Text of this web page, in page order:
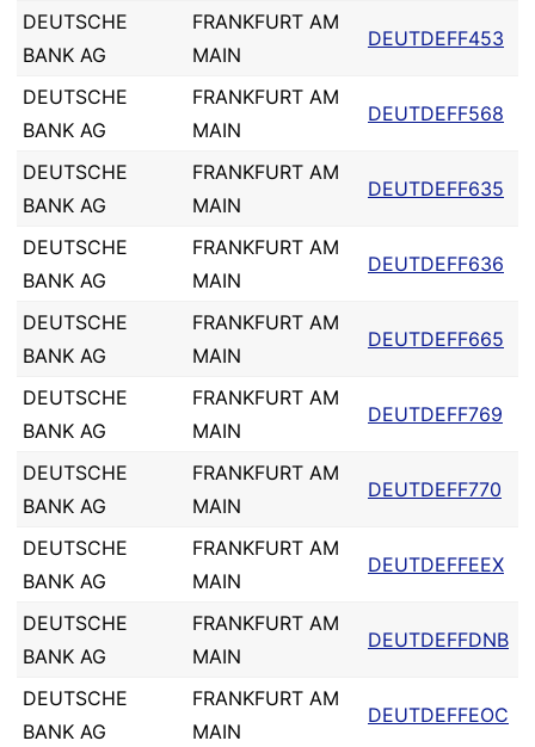
DEUTSCHE
BANK AG
FRANKFURT AM
MAIN
DEUTDEFF453
DEUTSCHE
BANK AG
FRANKFURT AM
MAIN
DEUTDEFF568
DEUTSCHE
BANK AG
FRANKFURT AM
MAIN
DEUTDEFF635
DEUTSCHE
BANK AG
FRANKFURT AM
MAIN
DEUTDEFF636
DEUTSCHE
BANK AG
FRANKFURT AM
MAIN
DEUTDEFF665
DEUTSCHE
BANK AG
FRANKFURT AM
MAIN
DEUTDEFF769
DEUTSCHE
BANK AG
FRANKFURT AM
MAIN
DEUTDEFF770
DEUTSCHE
BANK AG
FRANKFURT AM
MAIN
DEUTDEFFEEX
DEUTSCHE
BANK AG
FRANKFURT AM
MAIN
DEUTDEFFDNB
DEUTSCHE
BANK AG
FRANKFURT AM
MAIN
DEUTDEFFEOC